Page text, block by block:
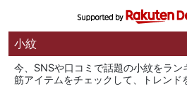
小紋
今、SNSや口コミで話題の小紋をラ
筋アイテムをチェックして、トレンド